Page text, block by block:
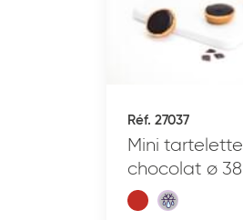
Réf. 27037
Mini tartelette
chocolat ø 38